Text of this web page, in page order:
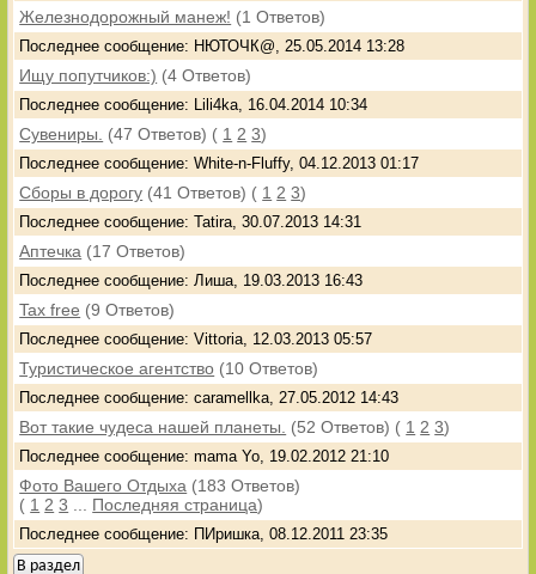
Железнодорожный манеж! (1 Ответов)
Последнее сообщение: НЮТОЧК@, 25.05.2014 13:28
Ищу попутчиков:) (4 Ответов)
Последнее сообщение: Lili4ka, 16.04.2014 10:34
Сувениры. (47 Ответов) ( 1 2 3)
Последнее сообщение: White-n-Fluffy, 04.12.2013 01:17
Сборы в дорогу (41 Ответов) ( 1 2 3)
Последнее сообщение: Tatira, 30.07.2013 14:31
Аптечка (17 Ответов)
Последнее сообщение: Лиша, 19.03.2013 16:43
Tax free (9 Ответов)
Последнее сообщение: Vittoria, 12.03.2013 05:57
Туристическое агентство (10 Ответов)
Последнее сообщение: caramellka, 27.05.2012 14:43
Вот такие чудеса нашей планеты. (52 Ответов) ( 1 2 3)
Последнее сообщение: mama Yo, 19.02.2012 21:10
Фото Вашего Отдыха (183 Ответов)
( 1 2 3 Последняя страница)
Последнее сообщение: ПИришка, 08.12.2011 23:35
В раздел